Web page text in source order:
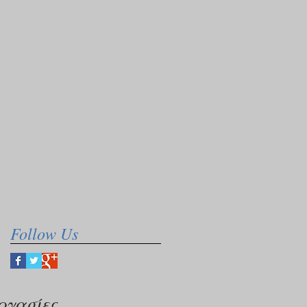
Follow Us